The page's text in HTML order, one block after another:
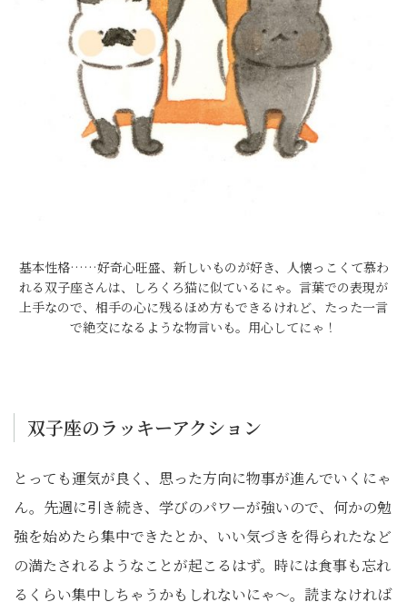
基本性格……好奇心旺盛、新しいものが好き、人懐っこくて慕わ
れる双子座さんは、しろくろ猫に似ているにゃ。言葉での表現が
上手なので、相手の心に残るほめ方もできるけれど、たった一言
で絶交になるような物言いも。用心してにゃ！
双子座のラッキーアクション
とっても運気が良く、思った方向に物事が進んでいくにゃ
ん。先週に引き続き、学びのパワーが強いので、何かの勉
強を始めたら集中できたとか、いい気づきを得られたなど
の満たされるようなことが起こるはず。時には食事も忘れ
るくらい集中しちゃうかもしれないにゃ〜。読まなければ